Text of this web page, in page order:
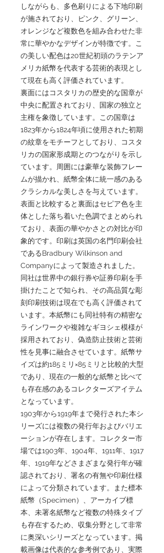
しながらも、多色刷りによる下地印刷
が施されており、ピンク、グリーン、
オレンジなど複数色を組み合わせた非
常に華やかなデザインが特徴です。こ
の美しい配色は20世紀初頭のラテンア
メリカ紙幣を代表する芸術的表現とし
て現在も高く評価されています。
裏面にはコスタリカの歴史的な国章が
中央に配置されており、国家の独立と
主権を象徴しています。この国章は
1823年から1824年頃に使用された初期
の紋章をモチーフとしており、コスタ
リカの国家形成期とのつながりを示し
ています。周囲には豪華な装飾フレー
ムが描かれ、紙幣全体に統一感のある
クラシカルな美しさを与えています。
表面と比較すると裏面はセピア色を主
体とした落ち着いた色調でまとめられ
ており、表面の華やかさとの対比が印
象的です。印刷は英国の名門印刷会社
であるBradbury Wilkinson and
Companyによって製造されました。
同社は世界中の銀行券や証券印刷を手
掛けたことで知られ、その高品質な彫
刻印刷技術は現在でも高く評価されて
います。本紙幣にも同社特有の精密な
ラインワークや複雑なギヨシェ模様が
採用されており、偽造防止技術と芸術
性を見事に融合させています。紙幣サ
イズは約185ミリ×85ミリと比較的大型
であり、現在の一般的な紙幣と比べて
も存在感のあるコレクターズアイテム
となっています。
1903年から1919年まで発行された本シ
リーズには複数の発行年およびバリエ
ーションが存在します。コレクター市
場では1903年、1904年、1911年、1917
年、1919年などさまざまな発行年が確
認されており、署名の有無や印刷仕様
によって分類されています。また標本
紙幣（Specimen）、アーカイブ標
本、未署名紙幣など複数の特殊タイプ
も存在するため、収集分野として非常
に奥深いシリーズとなっています。掲
載画像は代表的な参考例であり、実際